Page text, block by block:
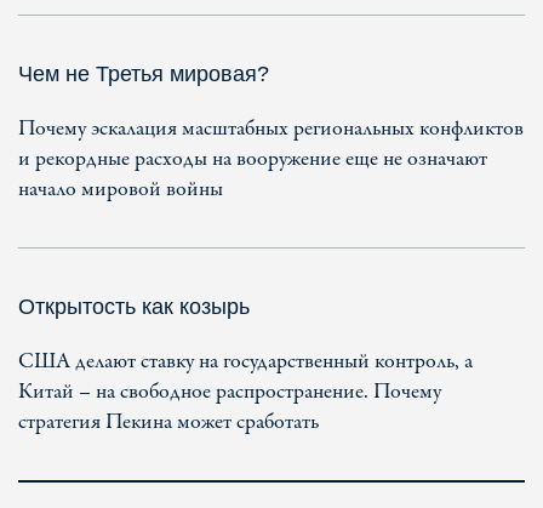
Чем не Третья мировая?
Почему эскалация масштабных региональных конфликтов
и рекордные расходы на вооружение еще не означают
начало мировой войны
Открытость как козырь
США делают ставку на государственный контроль, а
Китай – на свободное распространение. Почему
стратегия Пекина может сработать